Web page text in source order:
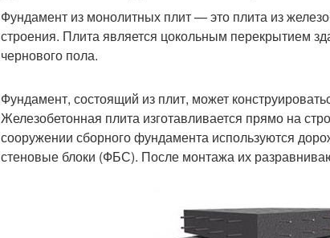
Фундамент из монолитных плит — это плита из
строения. Плита является цокольным перекрытием
чернового пола.
Фундамент, состоящий из плит, может
Железобетонная плита изготавливается прямо на
сооружении сборного фундамента используются
стеновые блоки (ФБС). После монтажа их